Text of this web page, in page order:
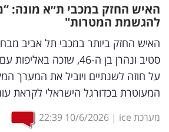
דיגיטל
וטק
שיווק
ופרסום
משפט
האיש החזק במכבי ת״א מונה:
להגשמת המטרות"
האיש החזק ביותר במכבי תל אביב
סטיב ונהרן בן ה-46, שזכה
על חוזה לשנתיים ויוביל את המערך
המעוטרת בכדורגל הישראלי לקראת עונת
מערכת ice |
10/6/2026
22:39